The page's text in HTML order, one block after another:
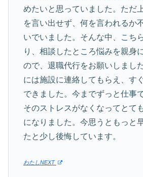
めたいと思っていました。ただ
を言い出せず、何を言われるか
いでいました。そんな中、こち
り、相談したところ悩みを親身
ので、退職代行をお願いしまし
には施設に連絡してもらえ、す
できました。今までずっと仕事
そのストレスがなくなってとて
になりました。今思うともっと
たと少し後悔しています。
わたしNEXT